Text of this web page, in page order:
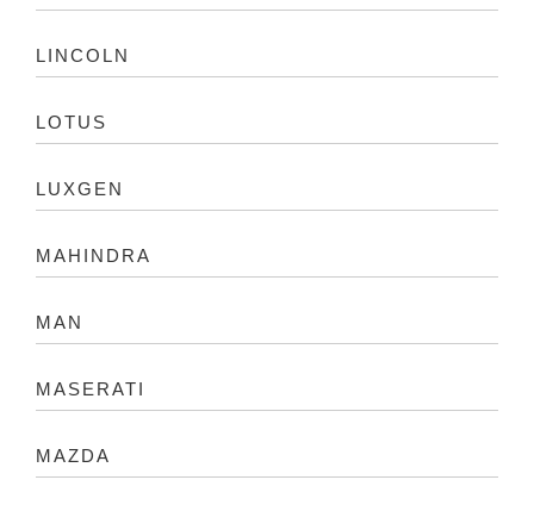
LINCOLN
LOTUS
LUXGEN
MAHINDRA
MAN
MASERATI
MAZDA